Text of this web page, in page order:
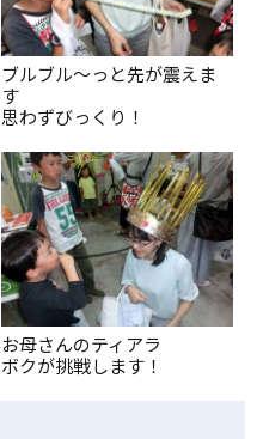
ブルブル～っと先が震えま
す
思わずびっくり！
お母さんのティアラ
ボクが挑戦します！